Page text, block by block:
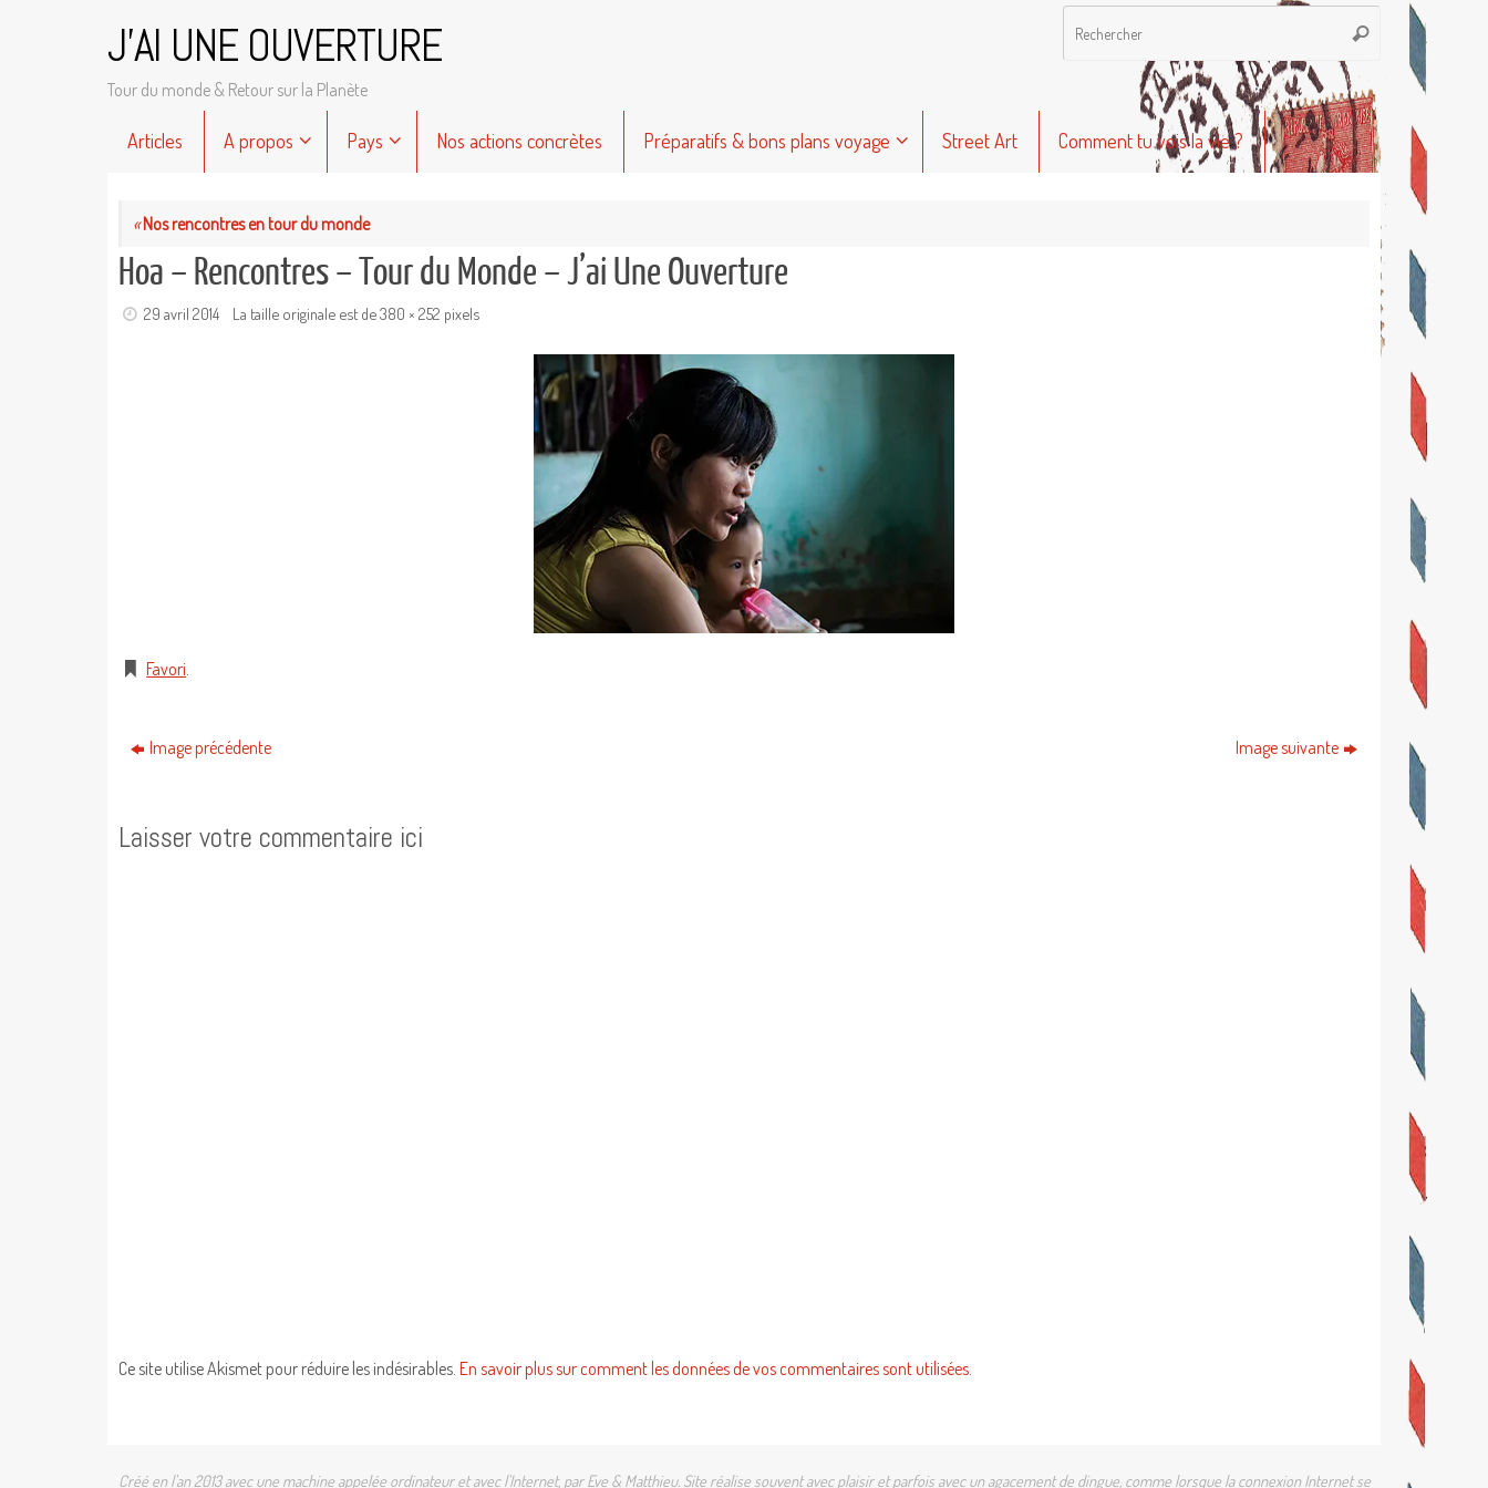
J'AI UNE OUVERTURE
Tour du monde & Retour sur la Planète
Recherche
Rechercher
Articles A propos Pays Nos actions concrètes Préparatifs & bons plans voyage Street Art Comment tu vois la vie ?
«Nos rencontres en tour du monde
Hoa – Rencontres – Tour du Monde – J’ai Une Ouverture
29 avril 2014 La taille originale est de380 × 252 pixels
Favori.
Image précédente Image suivante
Laisser votre commentaire ici
Ce site utilise Akismet pour réduire les indésirables. En savoir plus sur comment les données de vos commentaires sont utilisées.
Créé en l'an 2013 avec une machine appelée ordinateur et avec l'Internet, par Eve & Matthieu. Site réalise souvent avec plaisir et parfois avec un agacement de dingue, comme lorsque la connexion Internet se